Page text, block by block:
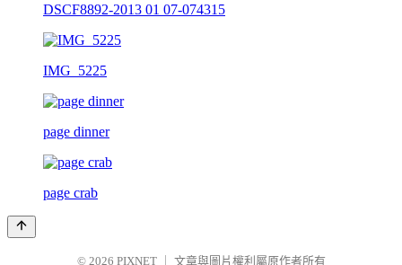
DSCF8892-2013 01 07-074315
IMG_5225
page dinner
page crab
© 2026 PIXNET 文章與圖片權利屬原作者所有